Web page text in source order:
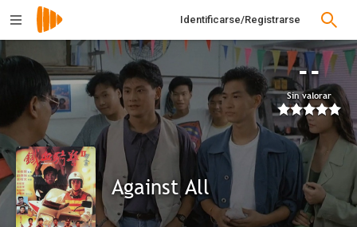
Identificarse/Registrarse
--
Sin valorar
Against All